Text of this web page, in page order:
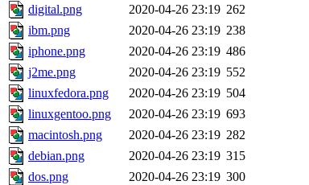
digital.png
2020-04-26 23:19 262
ibm.png
2020-04-26 23:19 238
iphone.png
2020-04-26 23:19 486
j2me.png
2020-04-26 23:19 552
linuxfedora.png
2020-04-26 23:19 504
linuxgentoo.png
2020-04-26 23:19 693
macintosh.png
2020-04-26 23:19 282
debian.png
2020-04-26 23:19 315
dos.png
2020-04-26 23:19 300